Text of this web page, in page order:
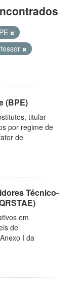
(BPE)
titular-
por regime de
de
Técnico-
em
de
I da